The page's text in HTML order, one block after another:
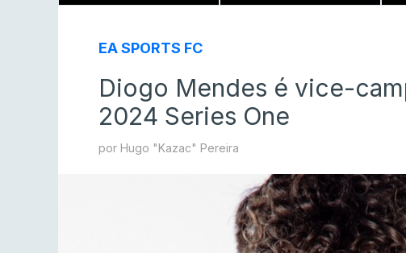
EA SPORTS FC
Diogo Mendes é vice-
2024 Series One
por Hugo "Kazac" Pereira